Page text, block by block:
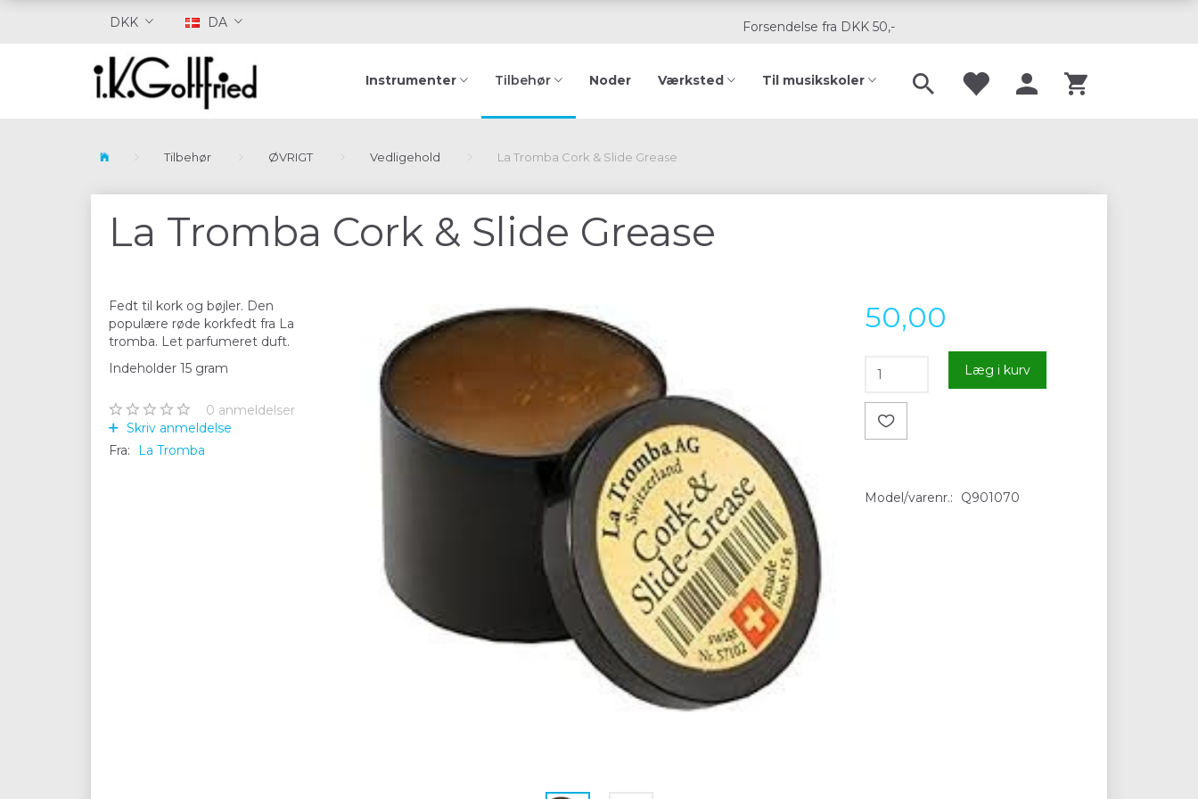
DKK DA Forsendelse fra DKK 50,-
Instrumenter Tilbehør Noder Værksted Til musikskoler
Tilbehør ØVRIGT Vedligehold La Tromba Cork & Slide Grease
La Tromba Cork & Slide Grease
Fedt til kork og bøjler. Den
populære røde korkfedt fra La
tromba. Let parfumeret duft.
Indeholder 15 gram
0 anmeldelser
Skriv anmeldelse
Fra:
La Tromba
50,00
Læg i kurv
Model/varenr.: Q901070